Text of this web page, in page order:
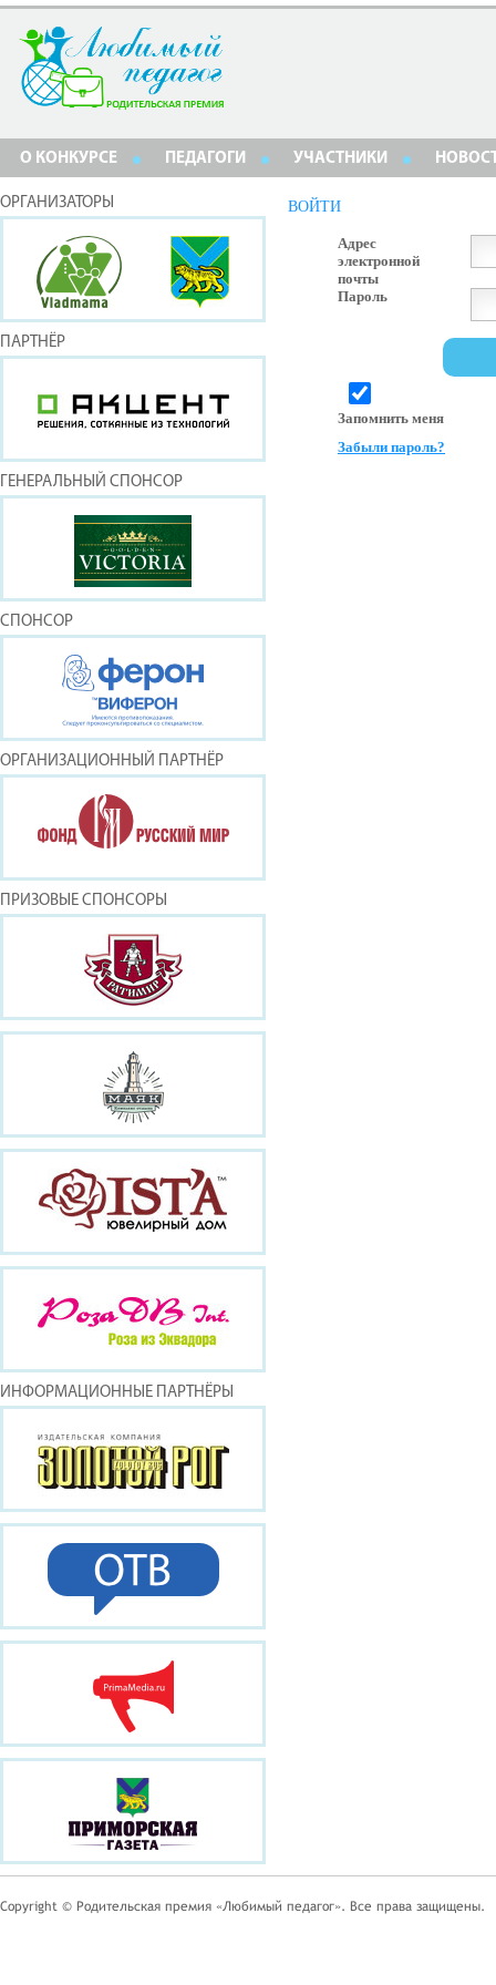
О КОНКУРСЕ ПЕДАГОГИ УЧАСТНИКИ
ОРГАНИЗАТОРЫ
ПАРТНЁР
ГЕНЕРАЛЬНЫЙ СПОНСОР
СПОНСОР
ОРГАНИЗАЦИОННЫЙ ПАРТНЁР
ПРИЗОВЫЕ СПОНСОРЫ
ИНФОРМАЦИОННЫЕ ПАРТНЁРЫ
ВОЙТИ
Адрес
электронной
почты
Пароль
Запомнить меня
Забыли пароль?
Copyright © Родительская премия «Любимый педагог». Все права защищены.